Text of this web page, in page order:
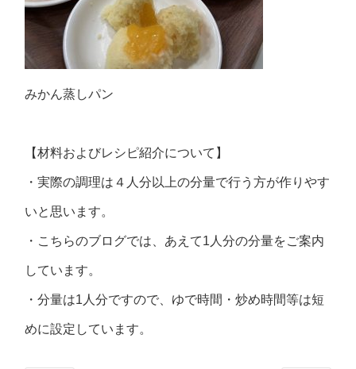
みかん蒸しパン
【材料およびレシピ紹介について】
・実際の調理は４人分以上の分量で行う方が作りやす
いと思います。
・こちらのブログでは、あえて1人分の分量をご案内
しています。
・分量は1人分ですので、ゆで時間・炒め時間等は短
めに設定しています。